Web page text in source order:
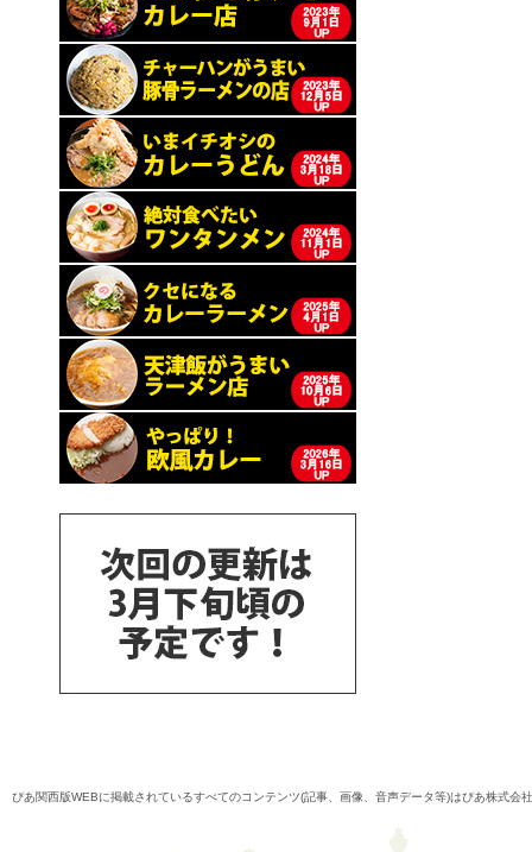
ぴあ関西版WEBに掲載されているすべてのコンテンツ(記事、画像、音声データ等)はぴあ株式会